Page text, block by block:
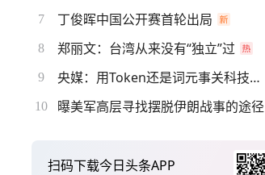
7 丁俊晖中国公开赛首轮出局
8 郑丽文：台湾从来没有“独立”过
9 央媒：用Token还是词元事关科技话语权
10 曝美军高层寻找摆脱伊朗战事的途径
扫码下载今日头条APP